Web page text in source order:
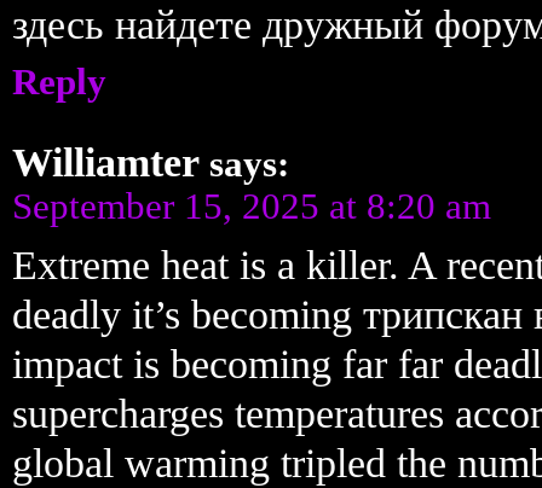
здесь найдете дружный
Reply
Williamter says:
September 15, 2025 at 8:20 am
Extreme heat is a killer. A
deadly it’s becoming
impact is becoming far far
supercharges temperatures
global warming tripled the